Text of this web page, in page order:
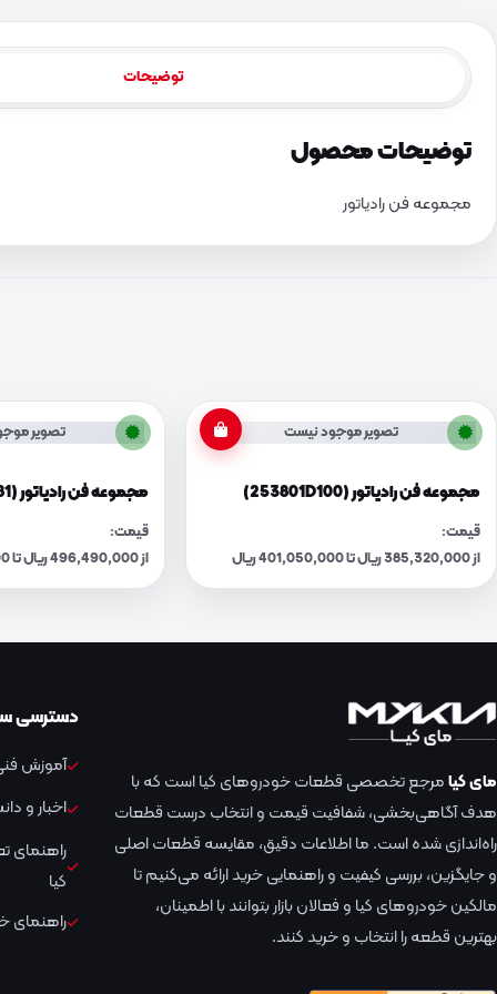
توضیحات
توضیحات محصول
مجموعه فن رادیاتور
تصویر موجود نیست
مجموعه فن رادیاتور (253801D100)
قیمت:
از 385,320,000 ریال تا 401,050,000 ریال
تصویر
مجموعه فن رادیاتور (253801F381)
قیمت:
از 496,490,000 ریال تا 516,760,000 ریال
مای کیامرجع تخصصی قطعات خودروهای کیا است که با
هدف آگاهی‌بخشی، شفافیت قیمت و انتخاب درست قطعات
راه‌اندازی شده است. ما اطلاعات دقیق، مقایسه قطعات اصلی
و جایگزین، بررسی کیفیت و راهنمایی خرید ارائه می‌کنیم تا
مالکین خودروهای کیا و فعالان بازار بتوانند با اطمینان،
بهترین قطعه را انتخاب و خرید کنند.
دسترسی
آموزش
اخبار و
راهنمای
کیا
راهنمای